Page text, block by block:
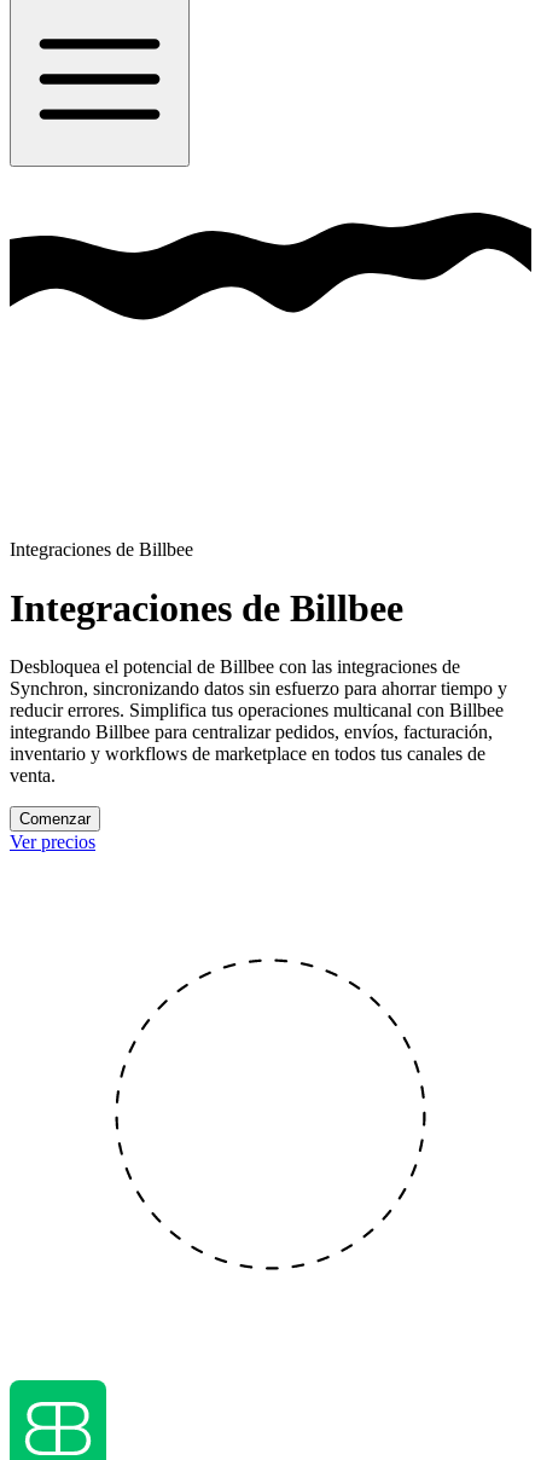
Integraciones de Billbee
Integraciones de Billbee
Desbloquea el potencial de Billbee con las integraciones de
Synchron, sincronizando datos sin esfuerzo para ahorrar tiempo y
reducir errores. Simplifica tus operaciones multicanal con Billbee
integrando Billbee para centralizar pedidos, envíos, facturación,
inventario y workflows de marketplace en todos tus canales de
venta.
Comenzar
Ver precios